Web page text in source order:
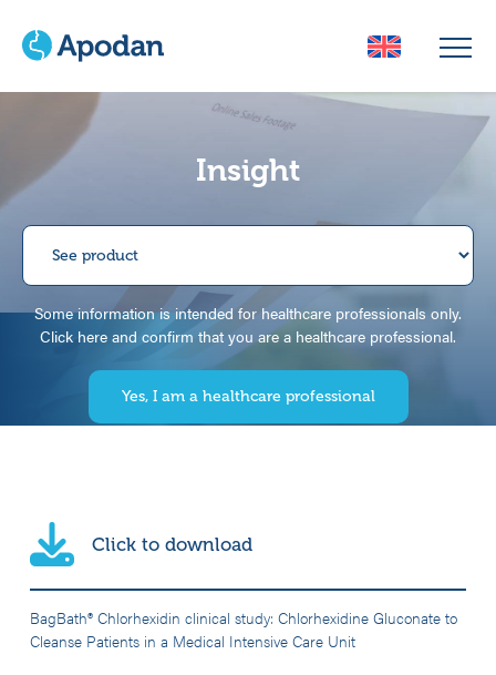
Insight
Some information is intended for healthcare professionals only.
Click here and confirm that you are a healthcare professional.
Yes, I am a healthcare professional
Click to download
BagBath® Chlorhexidin clinical study: Chlorhexidine Gluconate to
Cleanse Patients in a Medical Intensive Care Unit